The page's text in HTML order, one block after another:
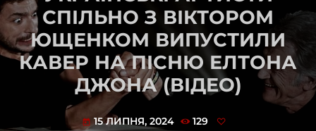
СПІЛЬНО З ВІКТОРОМ
ЮЩЕНКОМ ВИПУСТИЛИ
КАВЕР НА ПІСНЮ ЕЛТОНА
ДЖОНА (ВІДЕО)
today 15 ЛИПНЯ, 2024 129